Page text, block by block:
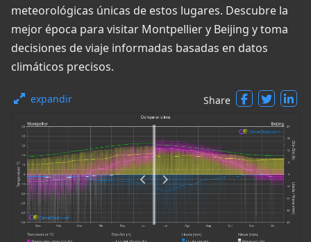
meteorológicas únicas de estos lugares. Descubre la
mejor época para visitar Montpellier y Beijing y toma
decisiones de viaje informadas basadas en datos
climáticos precisos.
expandir Share